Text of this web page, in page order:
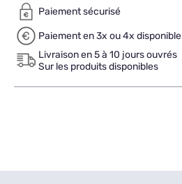
Paiement sécurisé
Paiement en 3x ou 4x disponible
Livraison en 5 à 10 jours ouvrés
Sur les produits disponibles